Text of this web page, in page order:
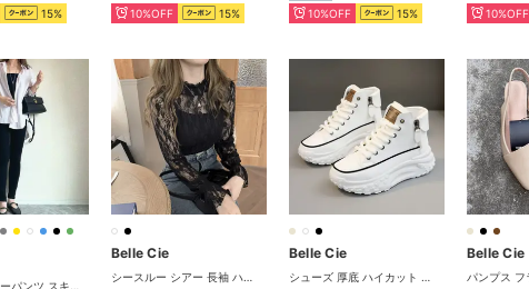
15% 10%OFF 15% 10%OFF 15% 10%OFF
Belle Cie Belle Cie Belle Cie